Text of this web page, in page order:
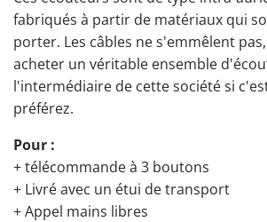
fabriqués à partir de matériaux qui
porter. Les câbles ne s'emmêlent
acheter un véritable ensemble
l'intermédiaire de cette société si
préférez.
Pour :
+ télécommande à 3 boutons
+ Livré avec un étui de transport
+ Appel mains libres